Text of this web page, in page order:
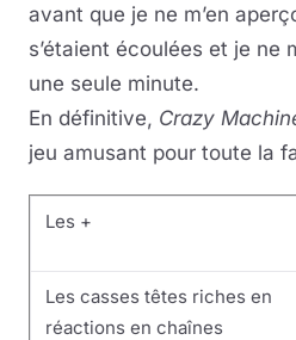
avant que je ne m’en
s’étaient écoulées et je ne
une seule minute.
En définitive, Crazy
jeu amusant pour toute la
Les +
Les casses têtes riches en
réactions en chaînes